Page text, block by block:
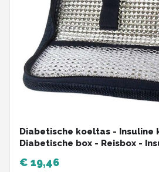
Diabetische koeltas - Insuline
Diabetische box - Reisbox -
Medische koeltas - Insuline
Draagbaar - Milieuvriendelijk -
€ 19,46